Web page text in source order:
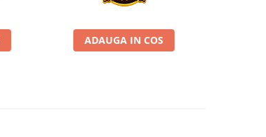
ADAUGA IN COS